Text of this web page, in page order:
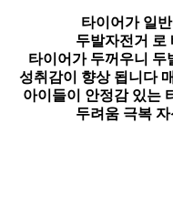
타이어가 일
두발자전거 로
타이어가 두꺼우니 두
성취감이 향상 됩니다
아이들이 안정감 있는
두려움 극복